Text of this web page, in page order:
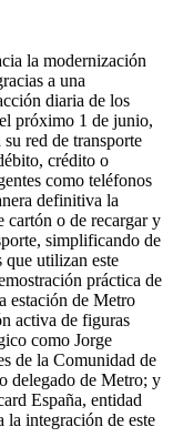
la modernización
a una
diaria de los
próximo 1 de junio,
red de transporte
crédito o
como teléfonos
definitiva la
cartón o de recargar y
simplificando de
utilizan este
práctica de
estación de Metro
activa de figuras
como Jorge
de la Comunidad de
delegado de Metro; y
España, entidad
la integración de este